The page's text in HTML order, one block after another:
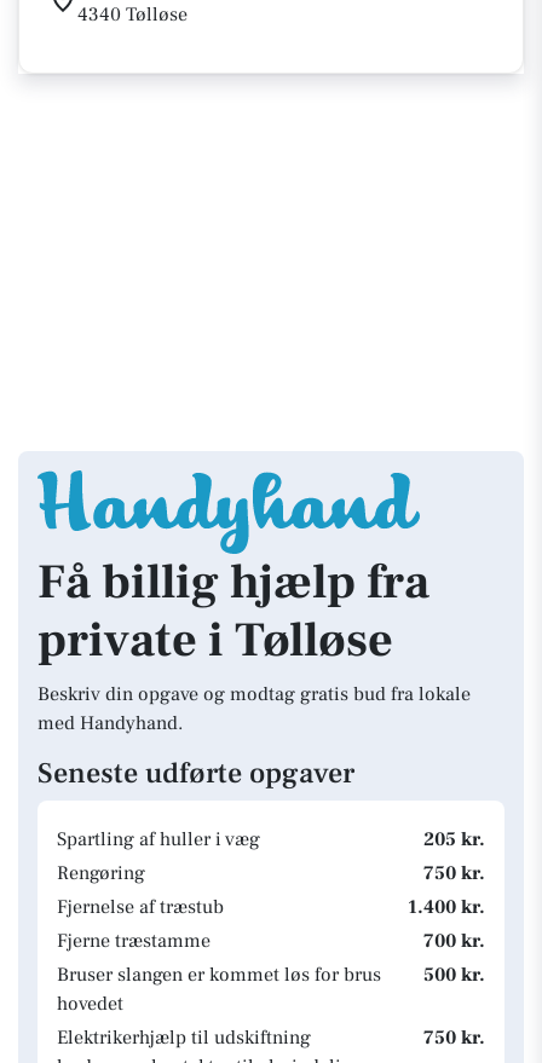
4340 Tølløse
Få billig hjælp fra
private i Tølløse
Beskriv din opgave og modtag gratis bud fra lokale
med Handyhand.
Seneste udførte opgaver
Spartling af huller i væg
205 kr.
Rengøring
750 kr.
Fjernelse af træstub
1.400 kr.
Fjerne træstamme
700 kr.
Bruser slangen er kommet løs for brus
hovedet
500 kr.
Elektrikerhjælp til udskiftning
750 kr.